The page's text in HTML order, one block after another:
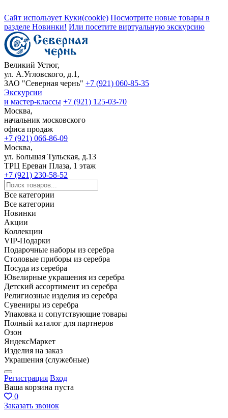
Сайт использует Куки(cookie) Посмотрите новые товары в
разделе Новинки! Или посетите виртуальную экскурсию
Великий Устюг,
ул. А.Угловского, д.1,
ЗАО "Северная чернь" +7 (921) 060-85-35
Экскурсии
и мастер-классы +7 (921) 125-03-70
Москва,
начальник московского
офиса продаж
+7 (921) 066-86-09
Москва,
ул. Большая Тульская, д.13
ТРЦ Ереван Плаза, 1 этаж
+7 (921) 230-58-52
Все категории
Все категории
Новинки
Акции
Коллекции
VIP-Подарки
Подарочные наборы из серебра
Столовые приборы из серебра
Посуда из серебра
Ювелирные украшения из серебра
Детский ассортимент из серебра
Религиозные изделия из серебра
Сувениры из серебра
Упаковка и сопутствующие товары
Полный каталог для партнеров
Озон
ЯндексМаркет
Изделия на заказ
Украшения (служебные)
Регистрация Вход
Ваша корзина пуста
0
Заказать звонок